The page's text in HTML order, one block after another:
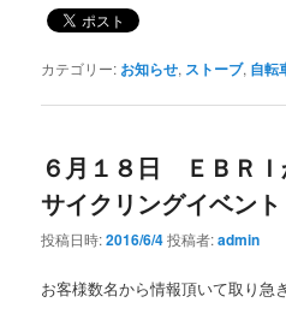
カテゴリー: お知らせ, ストーブ, 自転
６月１８日 ＥＢＲ
サイクリングイベント
投稿日時:2016/6/4投稿者:admin
お客様数名から情報頂いて取り急